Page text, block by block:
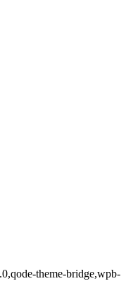
theme-bridge,wpb-